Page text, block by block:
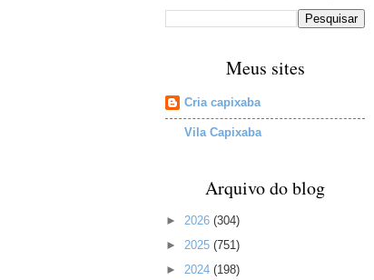
Meus sites
Cria capixaba
Vila Capixaba
Arquivo do blog
► 2026 (304)
► 2025 (751)
► 2024 (198)